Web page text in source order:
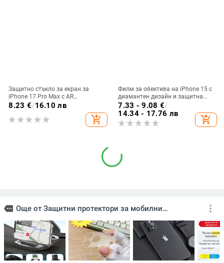
Защитно стъкло за екран за
iPhone 17 Pro Max с AR
антиотразяващо
електроплакирано покритие, HD
8.23 €/16.10 лв
add_shopping_cart
Филм за обектива на iPhone 15 с
диамантен дизайн и защитна
халка за задната камера;
съвместим с Apple 17 Pro Max
7.33 - 9.08 €/
14.34 - 17.76 лв
add_shopping_cart
more Още от Защитни протектори за мобилни
more_vert